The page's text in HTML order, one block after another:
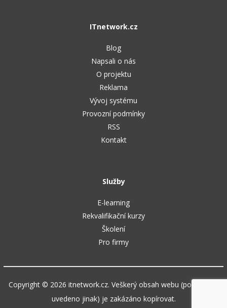
ITnetwork.cz
Blog
Napsali o nás
O projektu
Reklama
Vývoj systému
Provozní podmínky
RSS
Kontakt
Služby
E-learning
Rekvalifikační kurzy
Školení
Pro firmy
Copyright © 2026 itnetwork.cz. Veškerý obsah webu (pokud není
uvedeno jinak) je zakázáno kopírovat.